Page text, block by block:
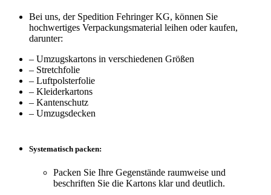
Bei uns, der Spedition Fehringer KG, können Sie
hochwertiges Verpackungsmaterial leihen oder kaufen,
darunter:
– Umzugskartons in verschiedenen Größen
– Stretchfolie
– Luftpolsterfolie
– Kleiderkartons
– Kantenschutz
– Umzugsdecken
Systematisch packen:
Packen Sie Ihre Gegenstände raumweise und
beschriften Sie die Kartons klar und deutlich.